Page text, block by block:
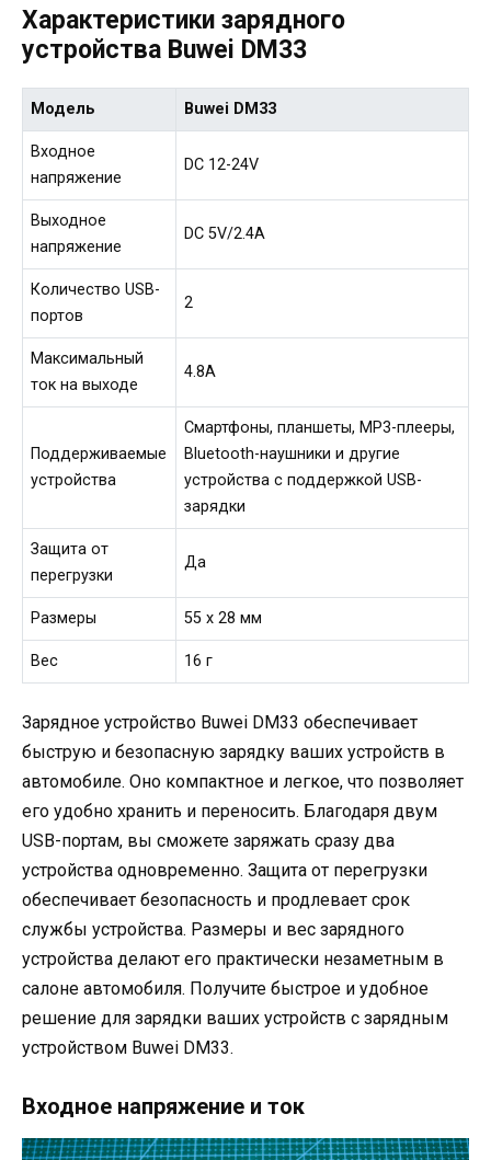
Характеристики зарядного
устройства Buwei DM33
Модель Buwei DM33
Входное
напряжение
DC 12-24V
Выходное
напряжение
DC 5V/2.4A
Количество USB-
портов
2
Максимальный
ток на выходе
4.8A
Поддерживаемые
устройства
Смартфоны, планшеты, MP3-плееры,
Bluetooth-наушники и другие
устройства с поддержкой USB-
зарядки
Защита от
перегрузки
Да
Размеры 55 x 28 мм
Вес 16 г
Зарядное устройство Buwei DM33 обеспечивает
быструю и безопасную зарядку ваших устройств в
автомобиле. Оно компактное и легкое, что позволяет
его удобно хранить и переносить. Благодаря двум
USB-портам, вы сможете заряжать сразу два
устройства одновременно. Защита от перегрузки
обеспечивает безопасность и продлевает срок
службы устройства. Размеры и вес зарядного
устройства делают его практически незаметным в
салоне автомобиля. Получите быстрое и удобное
решение для зарядки ваших устройств с зарядным
устройством Buwei DM33.
Входное напряжение и ток